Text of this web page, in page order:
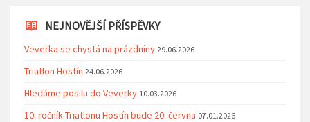
NEJNOVĚJŠÍ PŘÍSPĚVKY
Veverka se chystá na prázdniny 29.06.2026
Triatlon Hostín 24.06.2026
Hledáme posilu do Veverky 10.03.2026
10. ročník Triatlonu Hostín bude 20. června 07.01.2026